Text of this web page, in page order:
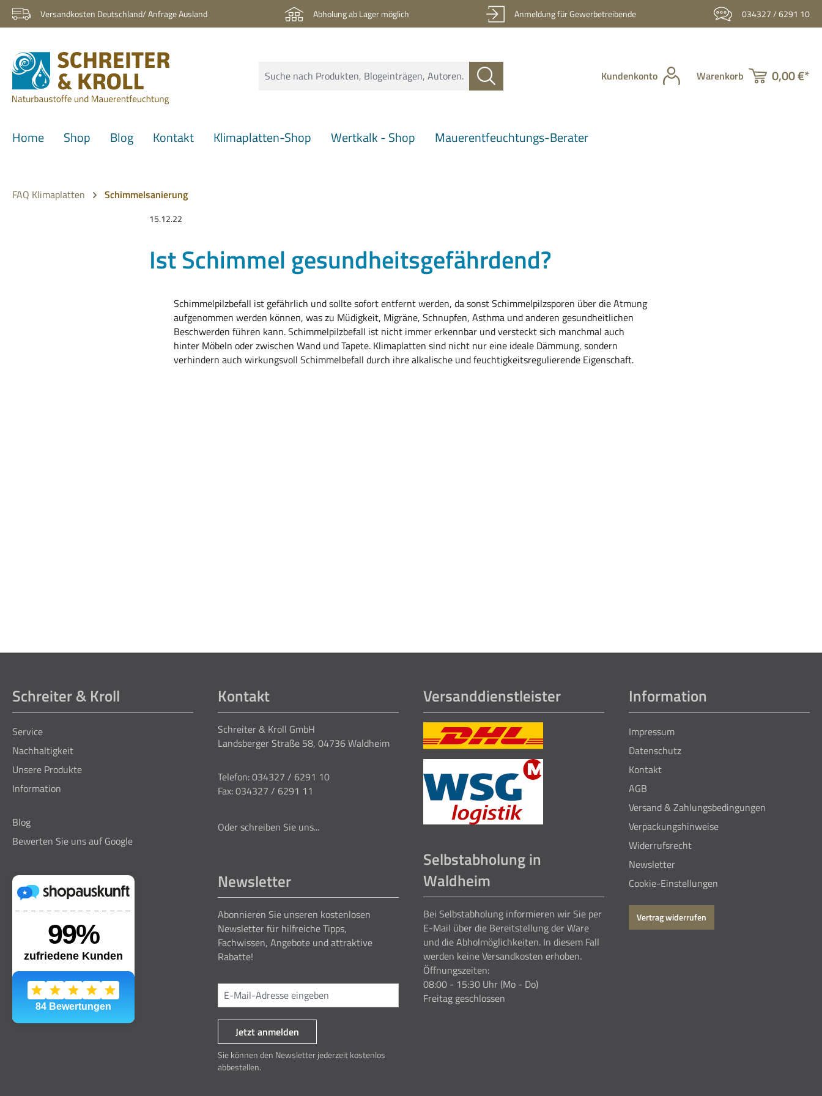
Hauptinhalt springen
Zur Suche springen
Zur Hauptnavigation springen
Versandkosten Deutschland/ Anfrage Ausland Abholung ab Lager möglich Anmeldung für Gewerbetreibende 034327 / 6291 10
Kundenkonto Warenkorb 0,00 €*
Home Shop Blog Kontakt Klimaplatten-Shop Wertkalk - Shop Mauerentfeuchtungs-Berater
FAQ Klimaplatten Schimmelsanierung
15.12.22
Ist Schimmel gesundheitsgefährdend?
Schimmelpilzbefall ist gefährlich und sollte sofort entfernt werden, da sonst Schimmelpilzsporen über die Atmung
aufgenommen werden können, was zu Müdigkeit, Migräne, Schnupfen, Asthma und anderen gesundheitlichen
Beschwerden führen kann. Schimmelpilzbefall ist nicht immer erkennbar und versteckt sich manchmal auch
hinter Möbeln oder zwischen Wand und Tapete. Klimaplatten sind nicht nur eine ideale Dämmung, sondern
verhindern auch wirkungsvoll Schimmelbefall durch ihre alkalische und feuchtigkeitsregulierende Eigenschaft.
Schreiter & Kroll
Service
Nachhaltigkeit
Unsere Produkte
Information
Blog
Bewerten Sie uns auf Google
Information
Impressum
Datenschutz
Kontakt
AGB
Versand & Zahlungsbedingungen
Verpackungshinweise
Widerrufsrecht
Newsletter
Cookie-Einstellungen
Vertrag widerrufen
Kontakt
Schreiter & Kroll GmbH
Landsberger Straße 58, 04736 Waldheim
Telefon: 034327 / 6291 10
Fax: 034327 / 6291 11
Oder schreiben Sie uns...
Newsletter
Abonnieren Sie unseren kostenlosen
Newsletter für hilfreiche Tipps,
Fachwissen, Angebote und attraktive
Rabatte!
Jetzt anmelden
Sie können den Newsletter jederzeit kostenlos
abbestellen.
Versanddienstleister
Selbstabholung in
Waldheim
Bei Selbstabholung informieren wir Sie per
E-Mail über die Bereitstellung der Ware
und die Abholmöglichkeiten. In diesem Fall
werden keine Versandkosten erhoben.
Öffnungszeiten:
08:00 - 15:30 Uhr (Mo - Do)
Freitag geschlossen